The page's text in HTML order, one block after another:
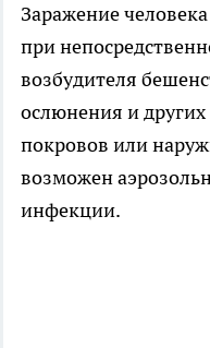
Заражение
при
возбудителя
ослюнения и
покровов или
возможен
инфекции.